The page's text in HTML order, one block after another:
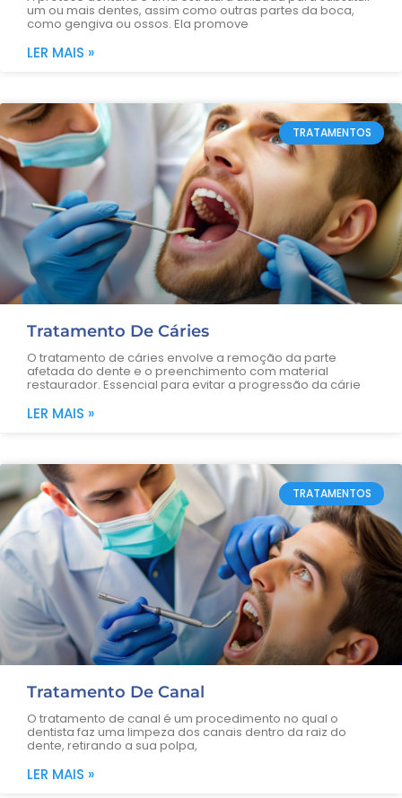
um ou mais dentes, assim como outras partes da boca,
como gengiva ou ossos. Ela promove
LER MAIS »
TRATAMENTOS
Tratamento De Cáries
O tratamento de cáries envolve a remoção da parte
afetada do dente e o preenchimento com material
restaurador. Essencial para evitar a progressão da cárie
LER MAIS »
TRATAMENTOS
Tratamento De Canal
O tratamento de canal é um procedimento no qual o
dentista faz uma limpeza dos canais dentro da raiz do
dente, retirando a sua polpa,
LER MAIS »